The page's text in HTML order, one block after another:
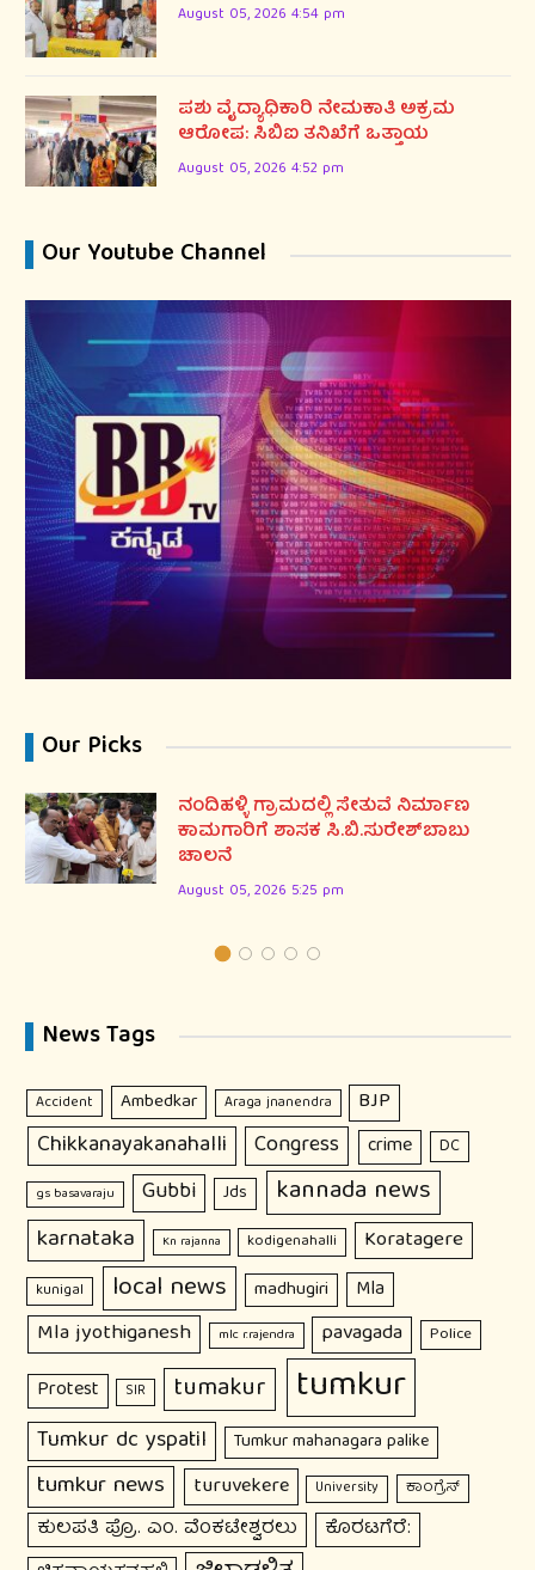
August 05, 2026 4:54 pm
ಪಶು ವೈದ್ಯಾಧಿಕಾರಿ ನೇಮಕಾತಿ ಅಕ್ರಮ
ಆರೋಪ: ಸಿಬಿಐ ತನಿಖೆಗೆ ಒತ್ತಾಯ
August 05, 2026 4:52 pm
Our Youtube Channel
Our Picks
ನಂದಿಹಳ್ಳಿ ಗ್ರಾಮದಲ್ಲಿ ಸೇತುವೆ ನಿರ್ಮಾಣ
ಕಾಮಗಾರಿಗೆ ಶಾಸಕ ಸಿ.ಬಿ.ಸುರೇಶ್‌ಬಾಬು
ಚಾಲನೆ
August 05, 2026 5:25 pm
News Tags
Accident Ambedkar Araga jnanendra BJP
Chikkanayakanahalli Congress crime DC
gs basavaraju Gubbi Jds kannada news
karnataka Kn rajanna kodigenahalli Koratagere
kunigal local news madhugiri Mla
Mla jyothiganesh mlc r.rajendra pavagada Police
Protest SIR tumakur tumkur
Tumkur dc yspatil Tumkur mahanagara palike
tumkur news turuvekere University ಕಾಂಗ್ರೆಸ್
ಕುಲಪತಿ ಪ್ರೊ. ಎಂ. ವೆಂಕಟೇಶ್ವರಲು ಕೊರಟಗೆರೆ: